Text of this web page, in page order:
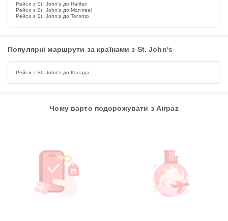
Рейси з St. John's до Halifax
Рейси з St. John's до Montreal
Рейси з St. John's до Toronto
Популярні маршрути за країнами з St. John's
Рейси з St. John's до Канада
Чому варто подорожувати з Airpaz